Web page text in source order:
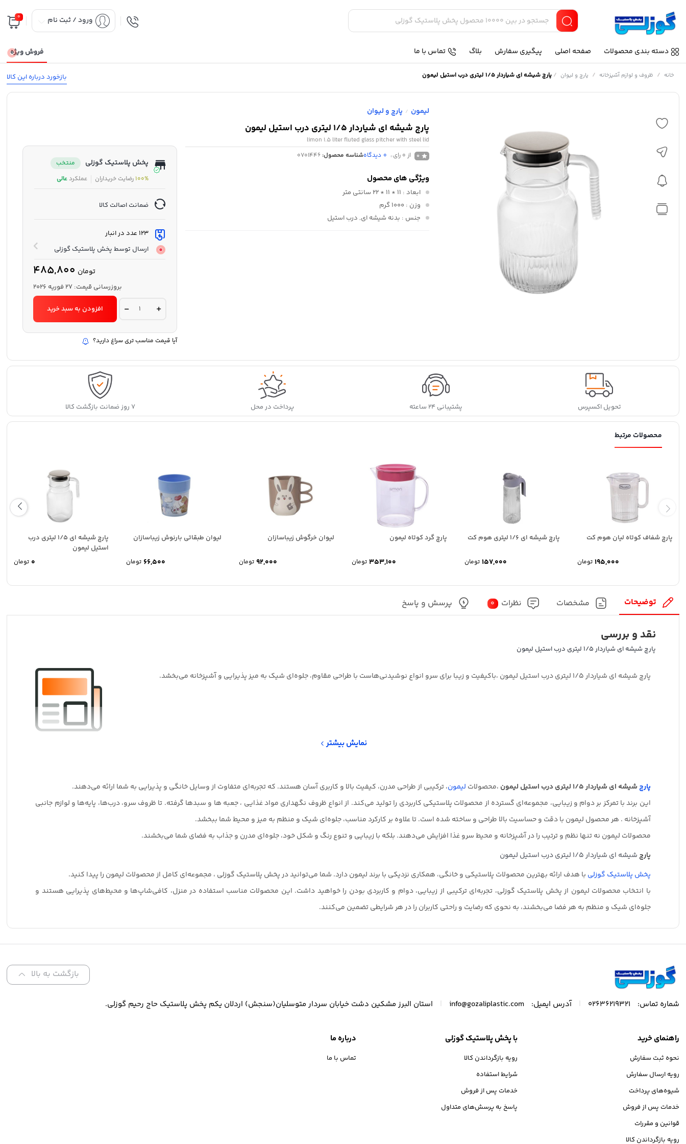
ورود / ثبت نام 0
دسته بندی محصولات صفحه اصلی پیگیری سفارش بلاگ تماس با ما فروش ویژه
بازخورد درباره این کالا خانه / ظروف و لوازم آشپزخانه / پارچ و لیوان /پارچ شیشه ای شیاردار 1/5 لیتری درب استیل لیمون
لیمون / پارچ و لیوان
پارچ شیشه ای شیاردار 1/5 لیتری درب استیل لیمون
limon 1.5 liter fluted glass pitcher with steel lid
0 از 0 رای 0 دیدگاهشناسه محصول:0701446
ویژگی های محصول
ابعاد : 11 * 11 * 22 سانتی متر
وزن : 1000 گرم
جنس : بدنه شیشه ای, درب استیل
پخش پلاستیک گوزلی
منتخب
100%رضایت خریداران عملکردعالی
ضمانت اصالت کالا
123 عدد در انبار
ارسال توسط پخش پلاستیک گوزلی
تومان
بروزرسانی قیمت: 27 فوریه 2026
پارچ
شیشه
شیاردار
1/5
لیتری
استیل
افزودن به سبد خرید
آیا قیمت مناسب تری سراغ دارید؟
تحویل اکسپرس پشتیبانی ۲۴ ساعته پرداخت در محل ۷ روز ضمانت بازگشت کالا
محصولات مرتبط
پارچ شفاف کوتاه لیان هوم کت
تومان
پارچ شیشه ای 1/6 لیتری هوم کت
تومان
پارچ گرد کوتاه لیمون
تومان
لیوان خرگوش زیباسازان
تومان
لیوان طبقاتی بارنوش زیباسازان
تومان
پارچ شیشه ای 1/5 لیتری درب
استیل لیمون
تومان
توضیحات مشخصات نظرات 0 پرسش و پاسخ
نقد و بررسی
پارچ شیشه ای شیاردار 1/5 لیتری درب استیل لیمون
پارچ شیشه ای شیاردار 1/5 لیتری درب استیل لیمون ،باکیفیت و زیبا برای سرو انواع نوشیدنی‌هاست با طراحی مقاوم، جلوه‌ای شیک به میز پذیرایی و آشپزخانه می‌بخشد.
نمایش بیشتر
پارچ شیشه ای شیاردار 1/5 لیتری درب استیل لیمون ،محصولات لیمون، ترکیبی از طراحی مدرن، کیفیت بالا و کاربری آسان هستند. که تجربه‌ای متفاوت از وسایل خانگی و پذیرایی به شما ارائه می‌دهند.
این برند با تمرکز بر دوام و زیبایی، مجموعه‌ای گسترده از محصولات پلاستیکی کاربردی را تولید می‌کند. از انواع ظروف نگهداری مواد غذایی ، جعبه‌ ها و سبدها گرفته. تا ظروف سرو، درب‌ها، پایه‌ها و لوازم جانبی
آشپزخانه . هر محصول لیمون با دقت و حساسیت بالا طراحی و ساخته شده است. تا علاوه بر کارکرد مناسب، جلوه‌ای شیک و منظم به میز و محیط شما ببخشد.
محصولات لیمون نه تنها نظم و ترتیب را در آشپزخانه و محیط سرو غذا افزایش می‌دهند. بلکه با زیبایی و تنوع رنگ و شکل خود، جلوه‌ای مدرن و جذاب به فضای شما می‌بخشند.
پارچ شیشه ای شیاردار 1/5 لیتری درب استیل لیمون
پخش پلاستیک گوزلی با هدف ارائه بهترین محصولات پلاستیکی و خانگی، همکاری نزدیکی با برند لیمون دارد. شما می‌توانید در پخش پلاستیک گوزلی ، مجموعه‌ای کامل از محصولات لیمون را پیدا کنید.
با انتخاب محصولات لیمون از پخش پلاستیک گوزلی، تجربه‌ای ترکیبی از زیبایی، دوام و کاربردی بودن را خواهید داشت. این محصولات مناسب استفاده در منزل، کافی‌شاپ‌ها و محیط‌های پذیرایی هستند و
جلوه‌ای شیک و منظم به هر فضا می‌بخشند، به نحوی که رضایت و راحتی کاربران را در هر شرایطی تضمین می‌کنند.
بازگشت به بالا
شماره تماس: 02636219321 آدرس ایمیل: info@gozaliplastic.com استان البرز مشکین دشت خیابان سردار متوسلیان(سنجش) اردلان یکم پخش پلاستیک حاج رحیم گوزلی.
راهنمای خرید
نحوه ثبت سفارش
رویه ارسال سفارش
شیوه‌های پرداخت
خدمات پس از فروش
قوانین و مقررات
رویه بازگرداندن کالا
با پخش پلاستیک گوزلی
رویه بازگرداندن کالا
شرایط استفاده
خدمات پس از فروش
پاسخ به پرسش‌های متداول
درباره ما
تماس با ما